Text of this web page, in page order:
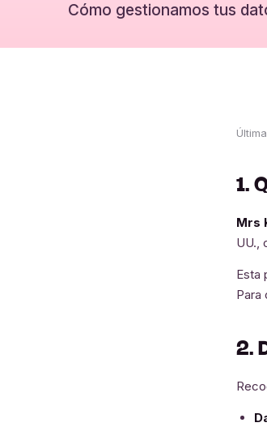
Cómo gestionamos tus
1.
Mrs
UU.,
Esta
Para
2.